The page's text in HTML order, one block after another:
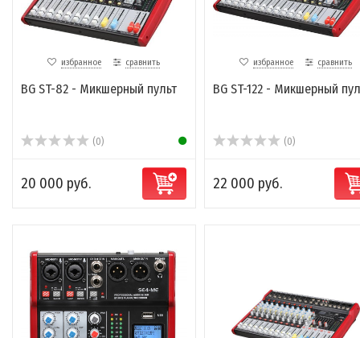
избранное сравнить
BG ST-82 - Микшерный пульт
(0)
20 000 руб.
избранное сравнить
BG ST-122 - Микшерный
(0)
22 000 руб.